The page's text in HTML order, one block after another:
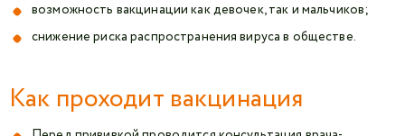
возможность вакцинации как девочек, так и мальчиков;
снижение риска распространения вируса в обществе.
Как проходит вакцинация